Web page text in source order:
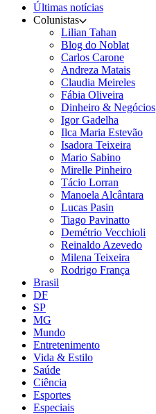
Últimas notícias
Colunistas
Lilian Tahan
Blog do Noblat
Carlos Carone
Andreza Matais
Claudia Meireles
Fábia Oliveira
Dinheiro & Negócios
Igor Gadelha
Ilca Maria Estevão
Isadora Teixeira
Mario Sabino
Mirelle Pinheiro
Tácio Lorran
Manoela Alcântara
Lucas Pasin
Tiago Pavinatto
Demétrio Vecchioli
Reinaldo Azevedo
Milena Teixeira
Rodrigo França
Brasil
DF
SP
MG
Mundo
Entretenimento
Vida & Estilo
Saúde
Ciência
Esportes
Especiais